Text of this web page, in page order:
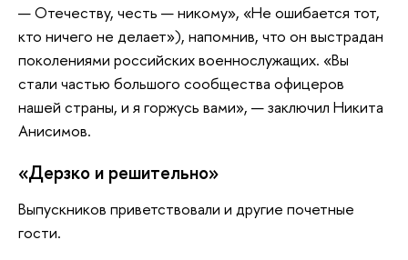
— Отечеству, честь — никому», «Не ошибается тот,
кто ничего не делает»), напомнив, что он выстрадан
поколениями российских военнослужащих. «Вы
стали частью большого сообщества офицеров
нашей страны, и я горжусь вами», — заключил Никита
Анисимов.
«Дерзко и решительно»
Выпускников приветствовали и другие почетные
гости.